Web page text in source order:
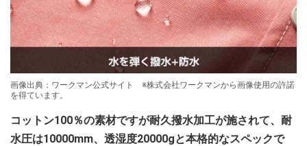
画像出典：ワークマン公式サイト ※株式会社ワークマンから画像使用の許諾
を得ています。
コットン100％の素材ですが耐久撥水加工が施されて、耐
水圧は10000mm、透湿度20000gと本格的なスペックで